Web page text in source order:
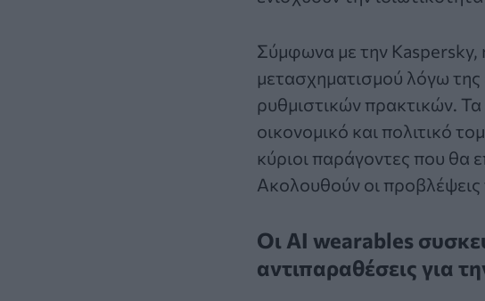
Σύμφωνα με την Kaspersky,
μετασχηματισμού λόγω της
ρυθμιστικών πρακτικών.
οικονομικό και πολιτικό
κύριοι παράγοντες που θα
Ακολουθούν οι προβλέψεις
Οι AI wearables
αντιπαραθέσεις για